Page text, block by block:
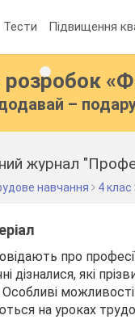
Тести Підвищення
розробок
–
журнал
навчання 4 клас
про
дізналися, які
Особливі
на уроках